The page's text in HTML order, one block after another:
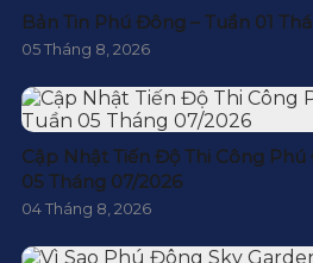
Bản Tin Phú Đông – Tuần 01
05 Tháng 8, 2026
Cập Nhật Tiến Độ Thi Công
05 Tháng 07/2026
04 Tháng 8, 2026